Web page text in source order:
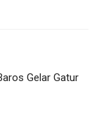
Gelar Gatur